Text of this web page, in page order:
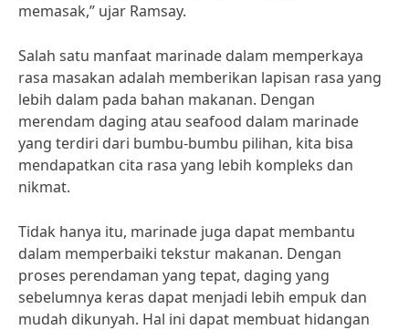
memasak,” ujar Ramsay.
Salah satu manfaat marinade dalam memperkaya
rasa masakan adalah memberikan lapisan rasa yang
lebih dalam pada bahan makanan. Dengan
merendam daging atau seafood dalam marinade
yang terdiri dari bumbu-bumbu pilihan, kita bisa
mendapatkan cita rasa yang lebih kompleks dan
nikmat.
Tidak hanya itu, marinade juga dapat membantu
dalam memperbaiki tekstur makanan. Dengan
proses perendaman yang tepat, daging yang
sebelumnya keras dapat menjadi lebih empuk dan
mudah dikunyah. Hal ini dapat membuat hidangan